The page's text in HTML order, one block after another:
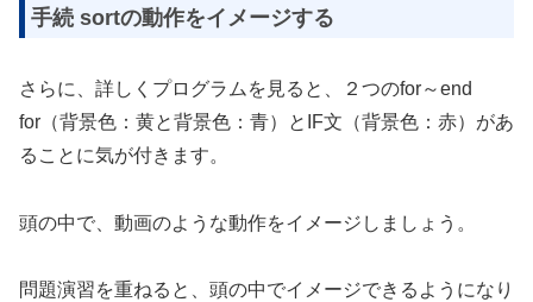
手続 sortの動作をイメージする
さらに、詳しくプログラムを見ると、２つのfor～end
for（背景色：黄と背景色：青）とIF文（背景色：赤）があ
ることに気が付きます。
頭の中で、動画のような動作をイメージしましょう。
問題演習を重ねると、頭の中でイメージできるようになり